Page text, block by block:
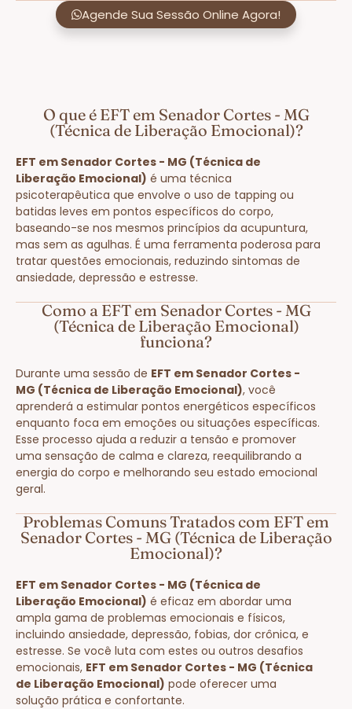
Agende Sua Sessão Online Agora!
O que é EFT em Senador Cortes - MG
(Técnica de Liberação Emocional)?
EFT em Senador Cortes - MG (Técnica de
Liberação Emocional) é uma técnica
psicoterapêutica que envolve o uso de tapping ou
batidas leves em pontos específicos do corpo,
baseando-se nos mesmos princípios da acupuntura,
mas sem as agulhas. É uma ferramenta poderosa para
tratar questões emocionais, reduzindo sintomas de
ansiedade, depressão e estresse.
Como a EFT em Senador Cortes - MG
(Técnica de Liberação Emocional)
funciona?
Durante uma sessão de EFT em Senador Cortes -
MG (Técnica de Liberação Emocional), você
aprenderá a estimular pontos energéticos específicos
enquanto foca em emoções ou situações específicas.
Esse processo ajuda a reduzir a tensão e promover
uma sensação de calma e clareza, reequilibrando a
energia do corpo e melhorando seu estado emocional
geral.
Problemas Comuns Tratados com EFT em
Senador Cortes - MG (Técnica de Liberação
Emocional)?
EFT em Senador Cortes - MG (Técnica de
Liberação Emocional) é eficaz em abordar uma
ampla gama de problemas emocionais e físicos,
incluindo ansiedade, depressão, fobias, dor crônica, e
estresse. Se você luta com estes ou outros desafios
emocionais, EFT em Senador Cortes - MG (Técnica
de Liberação Emocional) pode oferecer uma
solução prática e confortante.